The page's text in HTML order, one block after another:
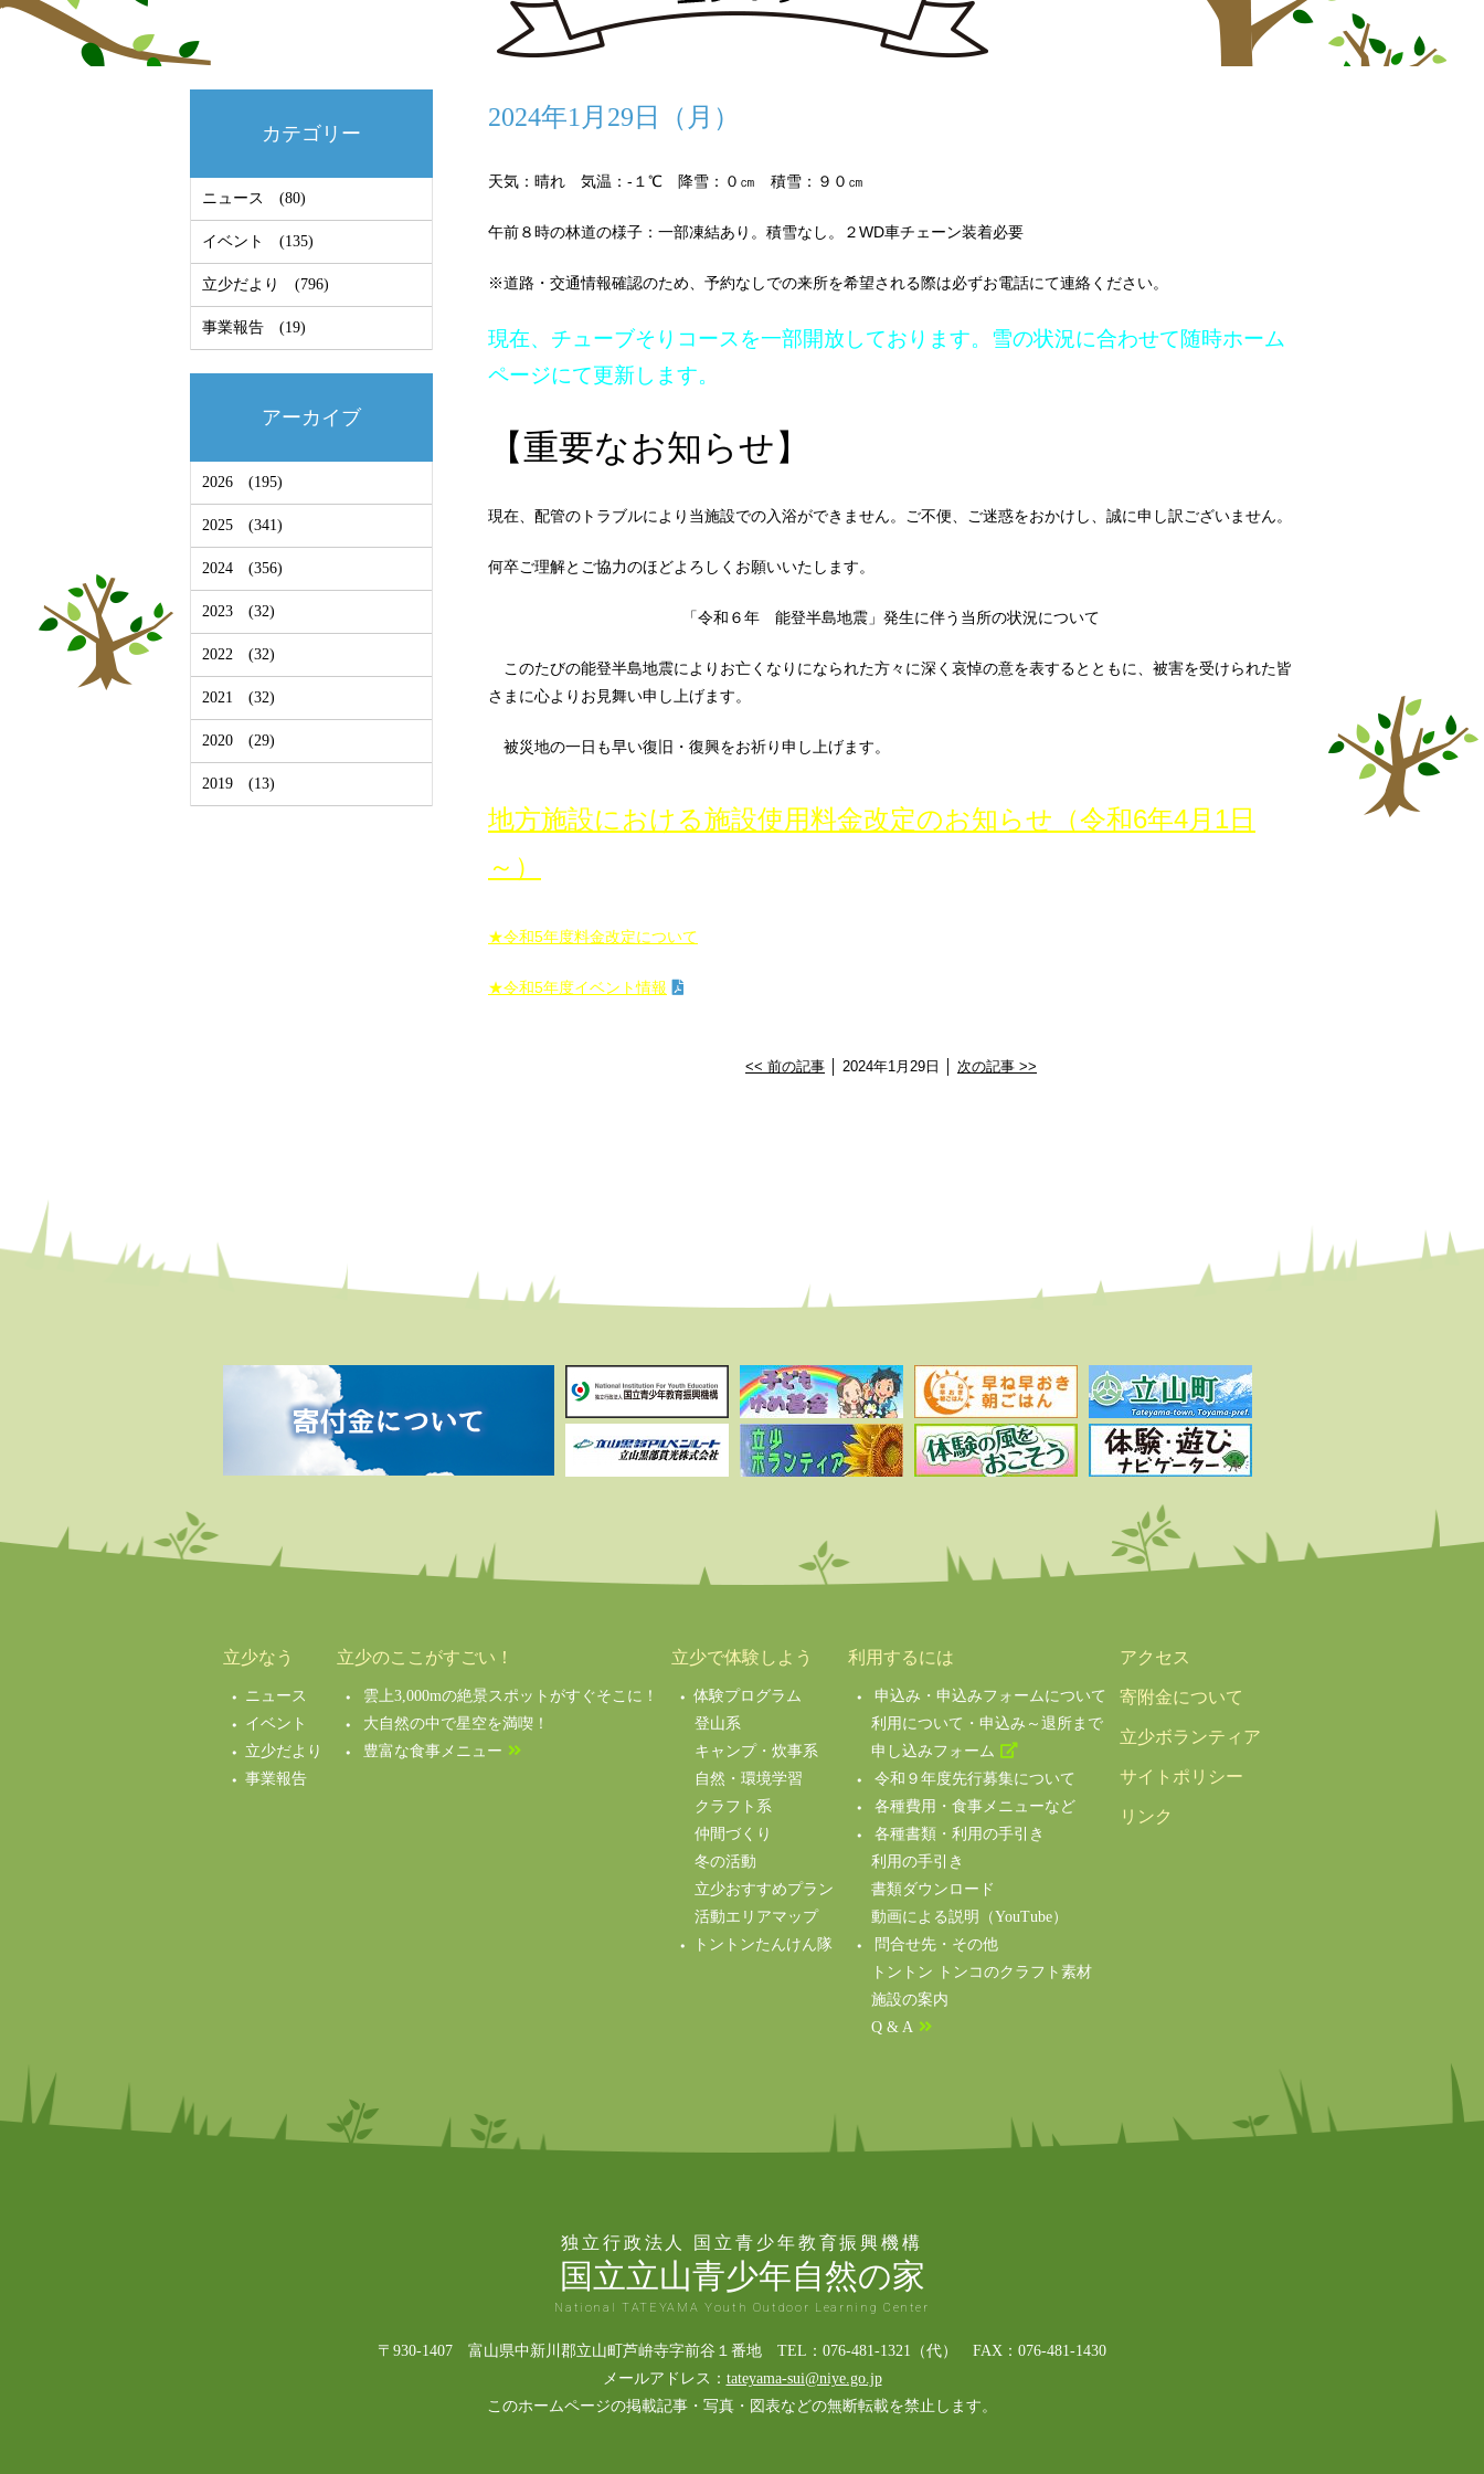
2024年1月29日（月）
天気：晴れ 気温：-１℃ 降雪：０㎝ 積雪：９０㎝
午前８時の林道の様子：一部凍結あり。積雪なし。２WD車チェーン装着必要
※道路・交通情報確認のため、予約なしでの来所を希望される際は必ずお電話にて連絡ください。
現在、チューブそりコースを一部開放しております。雪の状況に合わせて随時ホーム
ページにて更新します。
【重要なお知らせ】
現在、配管のトラブルにより当施設での入浴ができません。ご不便、ご迷惑をおかけし、誠に申し訳ございません。
何卒ご理解とご協力のほどよろしくお願いいたします。
「令和６年 能登半島地震」発生に伴う当所の状況について
このたびの能登半島地震によりお亡くなりになられた方々に深く哀悼の意を表するとともに、被害を受けられた皆
さまに心よりお見舞い申し上げます。
被災地の一日も早い復旧・復興をお祈り申し上げます。
地方施設における施設使用料金改定のお知らせ（令和6年4月1日
～）
★令和5年度料金改定について
★令和5年度イベント情報
<< 前の記事 │ 2024年1月29日 │ 次の記事 >>
カテゴリー
ニュース (80)
イベント (135)
立少だより (796)
事業報告 (19)
アーカイブ
2026 (195)
2025 (341)
2024 (356)
2023 (32)
2022 (32)
2021 (32)
2020 (29)
2019 (13)
立少なう
ニュース
イベント
立少だより
事業報告
立少のここがすごい！
雲上3,000mの絶景スポットがすぐそこに！
大自然の中で星空を満喫！
豊富な食事メニュー
立少で体験しよう
体験プログラム
登山系
キャンプ・炊事系
自然・環境学習
クラフト系
仲間づくり
冬の活動
立少おすすめプラン
活動エリアマップ
トントンたんけん隊
利用するには
申込み・申込みフォームについて
利用について・申込み～退所まで
申し込みフォーム
令和９年度先行募集について
各種費用・食事メニューなど
各種書類・利用の手引き
利用の手引き
書類ダウンロード
動画による説明（YouTube）
問合せ先・その他
トントン トンコのクラフト素材
施設の案内
Q & A
アクセス
寄附金について
立少ボランティア
サイトポリシー
リンク
独立行政法人 国立青少年教育振興機構
国立立山青少年自然の家
National TATEYAMA Youth Outdoor Learning Center
〒930-1407 富山県中新川郡立山町芦峅寺字前谷１番地 TEL：076-481-1321（代） FAX：076-481-1430
メールアドレス： tateyama-sui@niye.go.jp
このホームページの掲載記事・写真・図表などの無断転載を禁止します。